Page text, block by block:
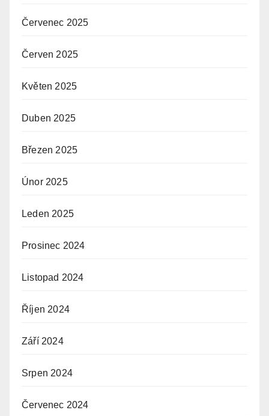
Červenec 2025
Červen 2025
Květen 2025
Duben 2025
Březen 2025
Únor 2025
Leden 2025
Prosinec 2024
Listopad 2024
Říjen 2024
Září 2024
Srpen 2024
Červenec 2024